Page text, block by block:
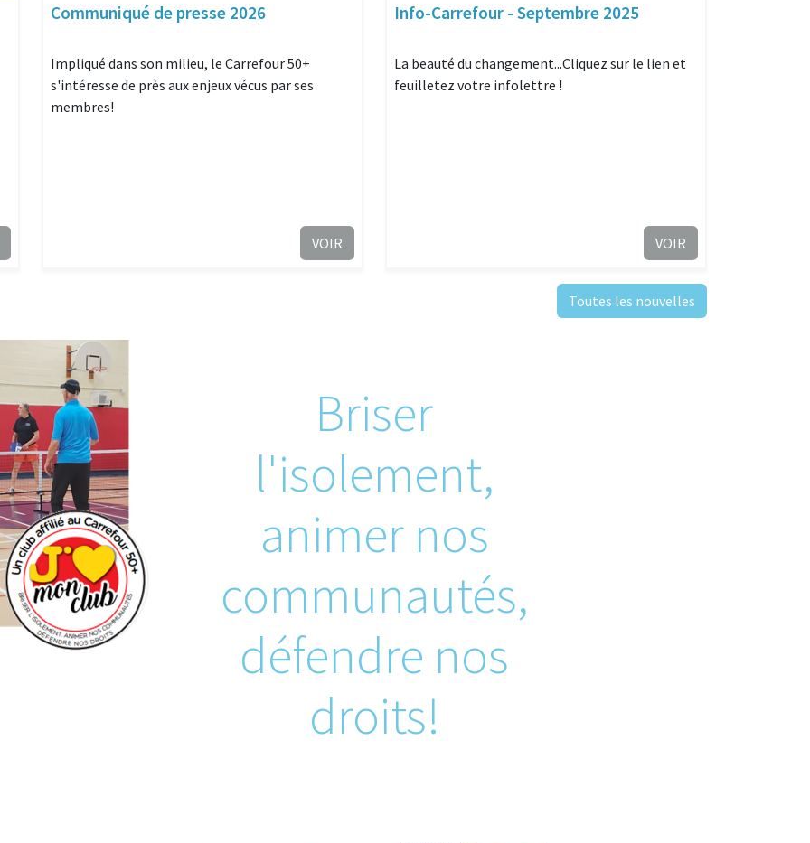
Communiqué de presse 2026
Impliqué dans son milieu, le Carrefour 50+
s'intéresse de près aux enjeux vécus par ses
membres!
VOIR
Info-Carrefour - Septembre 2025
La beauté du changement...Cliquez sur le lien et
feuilletez votre infolettre !
VOIR
Toutes les nouvelles
Briser
l'isolement,
animer nos
communautés,
défendre nos
droits!